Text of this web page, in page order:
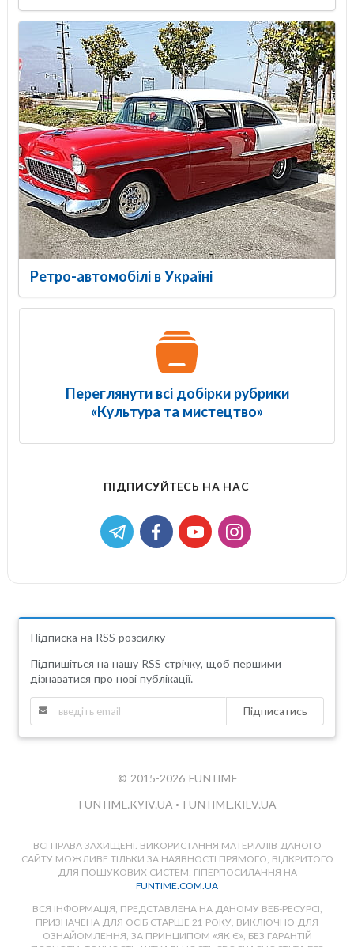
Ретро-автомобілі в Україні
Переглянути всі добірки рубрики
«Культура та мистецтво»
ПІДПИСУЙТЕСЬ НА НАС
Підписка на RSS розсилку
Підпишіться на нашу RSS стрічку, щоб першими
дізнаватися про нові публікації.
Підписатись
© 2015-2026 FUNTIME
FUNTIME.KYIV.UA • FUNTIME.KIEV.UA
ВСІ ПРАВА ЗАХИЩЕНІ. ВИКОРИСТАННЯ МАТЕРІАЛІВ ДАНОГО
САЙТУ МОЖЛИВЕ ТІЛЬКИ ЗА НАЯВНОСТІ ПРЯМОГО, ВІДКРИТОГО
ДЛЯ ПОШУКОВИХ СИСТЕМ, ГІПЕРПОСИЛАННЯ НА
FUNTIME.COM.UA
ВСЯ ІНФОРМАЦІЯ, ПРЕДСТАВЛЕНА НА ДАНОМУ ВЕБ-РЕСУРСІ,
ПРИЗНАЧЕНА ДЛЯ ОСІБ СТАРШЕ 21 РОКУ, ВИКЛЮЧНО ДЛЯ
ОЗНАЙОМЛЕННЯ, ЗА ПРИНЦИПОМ «ЯК Є», БЕЗ ГАРАНТІЙ